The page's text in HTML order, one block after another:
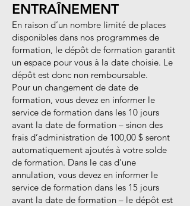
ENTRAÎNEMENT
En raison d’un nombre limité de places
disponibles dans nos programmes de
formation, le dépôt de formation garantit
un espace pour vous à la date choisie. Le
dépôt est donc non remboursable.
Pour un changement de date de
formation, vous devez en informer le
service de formation dans les 10 jours
avant la date de formation – sinon des
frais d’administration de 100,00 $ seront
automatiquement ajoutés à votre solde
de formation. Dans le cas d’une
annulation, vous devez en informer le
service de formation dans les 15 jours
avant la date de formation – le dépôt est